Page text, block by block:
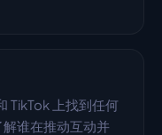
TikTok 上找到任何
谁在推动互动并